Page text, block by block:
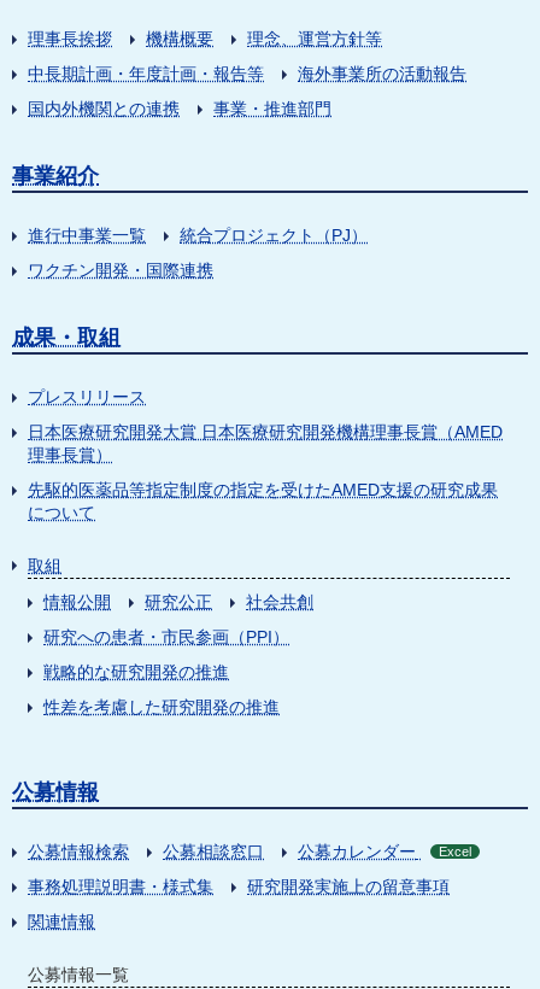
理事長挨拶 機構概要
理念、運営方針等
中長期計画・年度計画・報告等
海外事業所の活動報告
国内外機関との連携
事業・推進部門
事業紹介
進行中事業一覧
統合プロジェクト（PJ）
ワクチン開発・国際連携
成果・取組
プレスリリース
日本医療研究開発大賞 日本医療研究開発機構理事長賞（AMED
理事長賞）
先駆的医薬品等指定制度の指定を受けたAMED支援の研究成果
について
取組
情報公開
研究公正
社会共創
研究への患者・市民参画（PPI）
戦略的な研究開発の推進
性差を考慮した研究開発の推進
公募情報
公募情報検索 公募相談窓口 公募カレンダー Excel
事務処理説明書・様式集
研究開発実施上の留意事項
関連情報
公募情報一覧